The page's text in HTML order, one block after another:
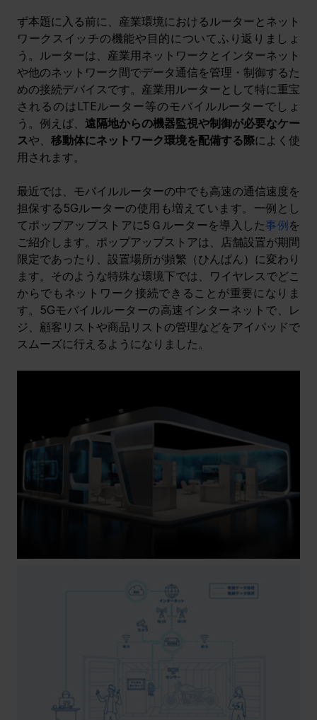
ず本題に入る前に、産業環境におけるルーターとネット
ワークスイッチの機能や目的についてふり返りましょ
う。ルーターは、産業用ネットワークとインターネット
や他のネットワーク間でデータ通信を管理・制御するた
めの接続デバイスです。産業用ルーターとして特に重宝
されるのはLTEルーター等のモバイルルーターでしょ
う。例えば、 遠隔地からの機器監視や制御が必要なケー
スや、 移動体にネットワーク環境を配備する際によく使
用されます。
最近では、モバイルルーターの中でも高速の通信速度を
担保する5Gルーターの使用も増えています。一例とし
てポップアップストアに5Ｇルーターを導入した事例を
ご紹介します。ポップアップストアは、店舗設置が期間
限定であったり、設置場所が頻繁（ひんぱん）に変わり
ます。そのような特殊な環境下では、ワイヤレスでどこ
からでもネットワーク接続できることが重要になりま
す。5Gモバイルルーターの高速インターネットで、レ
ジ、顧客リストや商品リストの管理などをアイパッドで
スムーズに行えるようになりました。